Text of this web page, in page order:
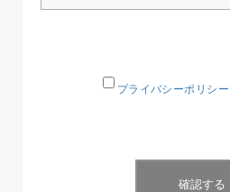
プライバシーポリシー